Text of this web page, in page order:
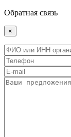
Обратная связь
×